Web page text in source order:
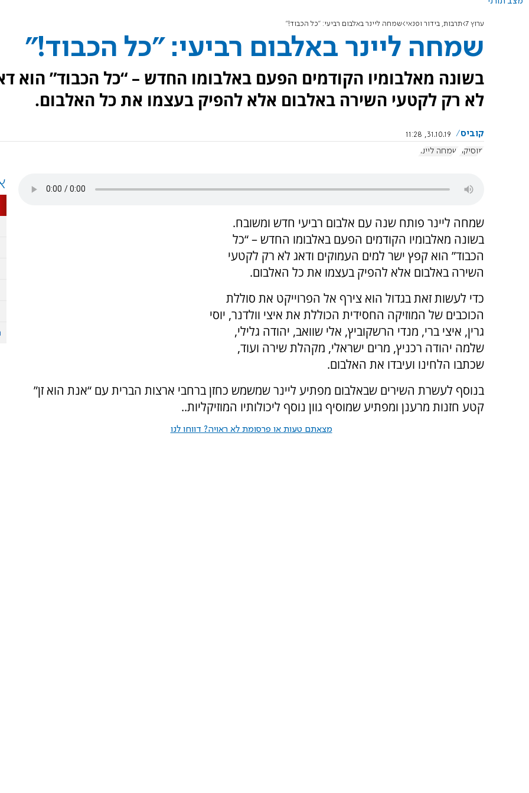
ערוץ 7 תרבות, בידור ופנאי שמחה ליינר באלבום רביעי: "כל הכבוד!"
שמחה ליינר באלבום רביעי: "כל הכבוד!"
בשונה מאלבומיו הקודמים הפעם באלבומו החדש – “כל הכבוד” הוא
לא רק לקטעי השירה באלבום אלא להפיק בעצמו את כל האלבום.
קוביס
31.10.19, 11:28
מוסיקה
שמחה ליינר
שמחה ליינר פותח שנה עם אלבום רביעי חדש ומשובח.
בשונה מאלבומיו הקודמים הפעם באלבומו החדש – “כל
הכבוד” הוא קפץ ישר למים העמוקים ודאג לא רק לקטעי
השירה באלבום אלא להפיק בעצמו את כל האלבום.
כדי לעשות זאת בגדול הוא צירף אל הפרוייקט את סוללת
הכוכבים של המוזיקה החסידית הכוללת את איצי וולדנר, יוסי
גרין, איצי ברי, מנדי הרשקוביץ, אלי שוואב, יהודה גלילי,
שלמה יהודה רכניץ, מרים ישראלי, מקהלת שירה ועוד,
שכתבו הלחינו ועיבדו את האלבום.
בנוסף לעשרת השירים שבאלבום מפתיע ליינר שמשמש כחזן ברחבי ארצות הברית עם “אנת הוא זן”
קטע חזנות מרענן ומפתיע שמוסיף גוון נוסף ליכולותיו המוזיקליות..
מצאתם טעות או פרסומת לא ראויה? דווחו לנו